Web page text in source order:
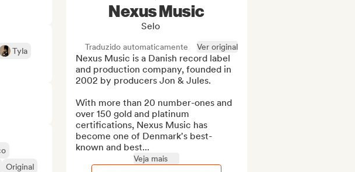
Tyla
Original
Nexus Music
Selo
Traduzido automaticamente Ver original
Nexus Music is a Danish record label
and production company, founded in
2002 by producers Jon & Jules.
With more than 20 number-ones and
over 150 gold and platinum
certifications, Nexus Music has
become one of Denmark's best-
known and best...
Veja mais